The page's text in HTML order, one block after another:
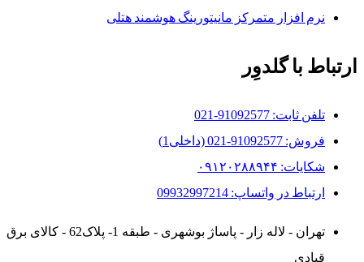
نرم افزار متمرکز مانیتورینگ هوشمند هتلی
ارتباط با گلدوِر
تلفن ثابت: 91092577-021
فروش: 91092577-021 (داخلی1)
شکایات: ۰۹۱۲۰۲۸۸۹۴۴
ارتباط در واتساپ: 09932997214
تهران - لاله زار - پاساژ بوشهری - طبقه 1- پلاک62 - کالای برق
قبادی